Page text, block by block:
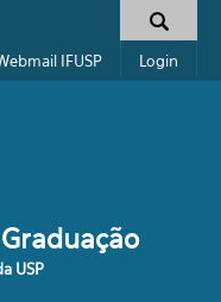
IFUSP Login
USP